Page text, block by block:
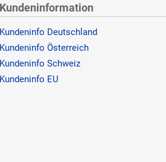
Kundeninformation
Kundeninfo Deutschland
Kundeninfo Österreich
Kundeninfo Schweiz
Kundeninfo EU